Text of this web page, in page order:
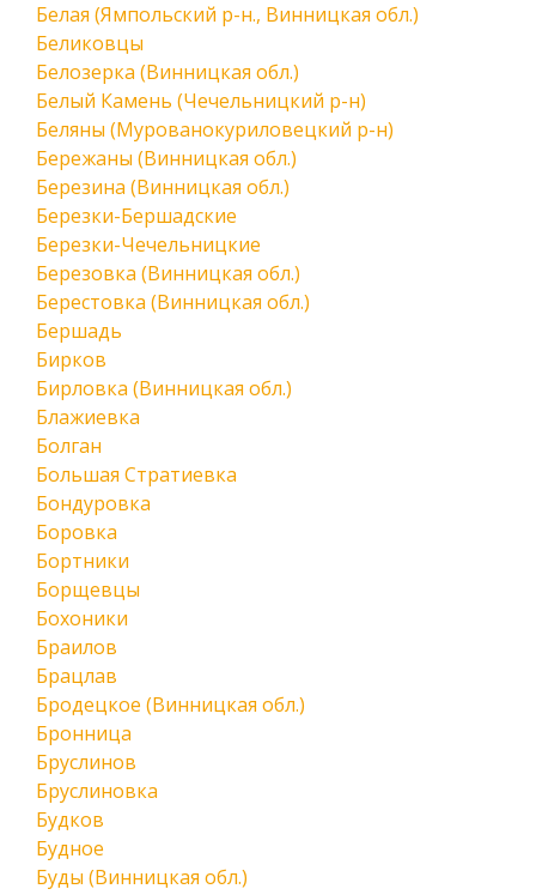
Белая (Ямпольский р-н., Винницкая обл.)
Беликовцы
Белозерка (Винницкая обл.)
Белый Камень (Чечельницкий р-н)
Беляны (Мурованокуриловецкий р-н)
Бережаны (Винницкая обл.)
Березина (Винницкая обл.)
Березки-Бершадские
Березки-Чечельницкие
Березовка (Винницкая обл.)
Берестовка (Винницкая обл.)
Бершадь
Бирков
Бирловка (Винницкая обл.)
Блажиевка
Болган
Большая Стратиевка
Бондуровка
Боровка
Бортники
Борщевцы
Бохоники
Браилов
Брацлав
Бродецкое (Винницкая обл.)
Бронница
Бруслинов
Бруслиновка
Будков
Будное
Буды (Винницкая обл.)